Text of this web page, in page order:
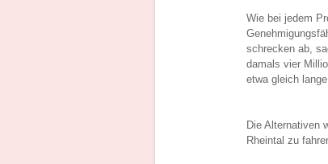
Wie bei jedem
schrecken ab,
damals vier
etwa gleich
Die Alternativen
Rheintal zu